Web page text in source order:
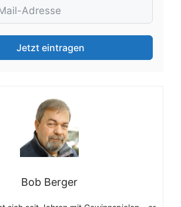
Jetzt eintragen
Bob Berger